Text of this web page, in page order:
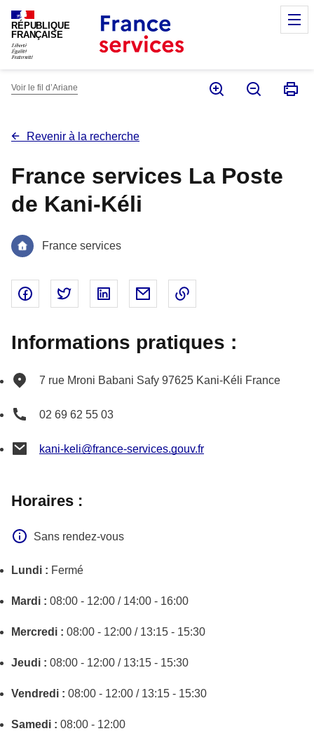
RÉPUBLIQUE
FRANÇAISE
Voir le fil d’Ariane
Revenir à la recherche
France services La Poste
de Kani-Kéli
France services
Partager sur Facebook - nouvelle fenêtre
Partager sur Twitter - nouvelle fenêtre
Partager sur Linked In - nouvelle
Partager par email - nouvelle
Informations pratiques :
7 rue Mroni Babani Safy 97625 Kani-Kéli France
02 69 62 55 03
kani-keli@france-services.gouv.fr
Horaires :
Sans rendez-vous
Lundi : Fermé
Mardi : 08:00 - 12:00 / 14:00 - 16:00
Mercredi : 08:00 - 12:00 / 13:15 - 15:30
Jeudi : 08:00 - 12:00 / 13:15 - 15:30
Vendredi : 08:00 - 12:00 / 13:15 - 15:30
Samedi : 08:00 - 12:00